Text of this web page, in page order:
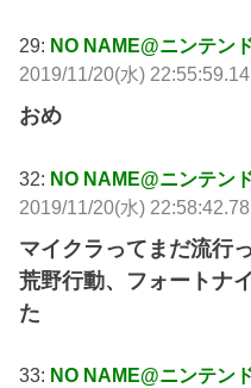
29: NO NAME@ニンテン
2019/11/20(水)
おめ
32: NO NAME@ニンテン
2019/11/20(水)
マイクラってまだ流行
荒野行動、フォートナ
た
33: NO NAME@ニンテン